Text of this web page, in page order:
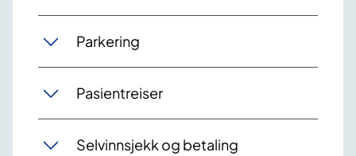
Parkering
Pasientreiser
Selvinnsjekk og betaling